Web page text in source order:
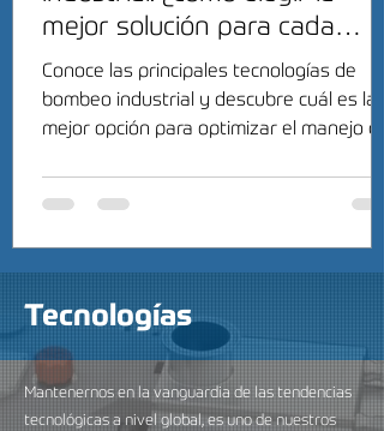
mejor solución para cada
proceso?
Conoce las principales tecnologías de
bombeo industrial y descubre cuál es la
mejor opción para optimizar el manejo de
Tecnologías
Mantenernos en la vanguardia de las tendencias
tecnológicas a nivel global, es uno de nuestros